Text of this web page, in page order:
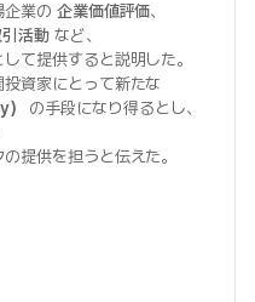
企業の 企業価値評価、
活動など、
て提供すると説明した。
資家にとって新たな
の手段になり得るとし、
提供を担うと伝えた。